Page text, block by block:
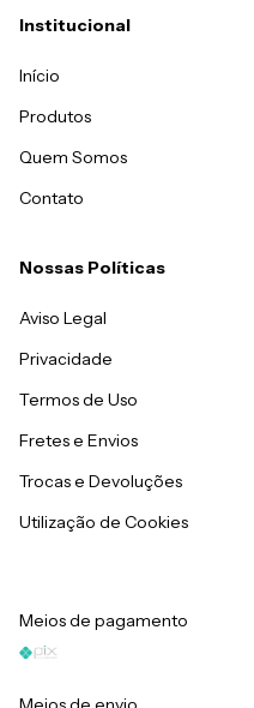
Institucional
Início
Produtos
Quem Somos
Contato
Nossas Políticas
Aviso Legal
Privacidade
Termos de Uso
Fretes e Envios
Trocas e Devoluções
Utilização de Cookies
Meios de pagamento